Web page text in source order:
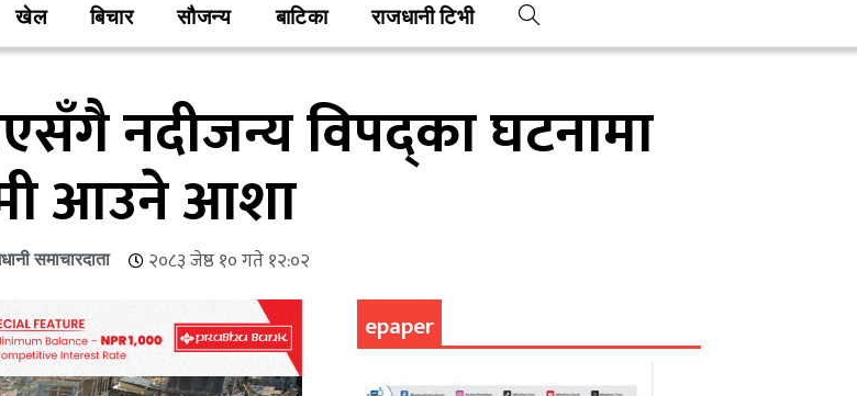
खेल बिचार सौजन्य बाटिका राजधानी टिभी
नदीजन्य विपद्का घटनामा
आउने आशा
समाचारदाता २०८३ जेष्ठ १० गते १२:०२
epaper